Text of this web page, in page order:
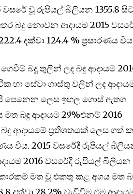
වසරේ වූ රුපියල් බිලියන 1355.8
බදු නොවන ආදායම 2015
දක්වා 124.4 % ප්‍රසාරණය
බදු තුලින් ලද බඳු ආදායම
හා සේවා ගාස්තු වලින් ලද
පෙනෙන ලෙස ඉහල ගොස් ඇතග
බඳු ආදායම 29්%එනම් 2016
ආදායමේ ප්‍රතිශතයක් ලෙස ගත්
විය. 2015 වසරේදී රුපියල්
2016 වසරේදී රුපියල් බිලියන
මත වූ එකතු කළ අගය මත
දක්වා 28.2% වැඩිවීම එම